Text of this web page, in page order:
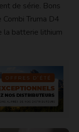
de série. Bons
Truma D4
la batterie lithium